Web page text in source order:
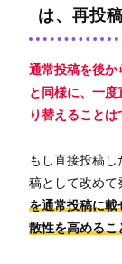
は、再投
通常投稿を後か
と同様に、一
り替えることは
もし直接投稿
稿として改めて
を通常投稿に載
散性を高めるこ